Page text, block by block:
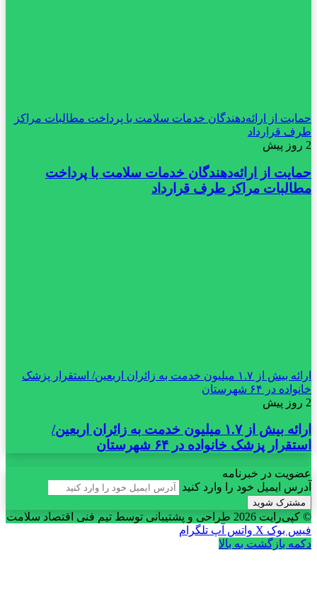
حمایت از ارائه‌دهندگان خدمات سلامت با پرداخت مطالبات مراکز
طرف قرارداد
2 روز پیش
حمایت از ارائه‌دهندگان خدمات سلامت با پرداخت
مطالبات مراکز طرف قرارداد
ارائه بیش از ۱.۷ میلیون خدمت به زائران اربعین/ استقرار پزشک
خانواده در ۶۴ شهرستان
2 روز پیش
ارائه بیش از ۱.۷ میلیون خدمت به زائران اربعین/
استقرار پزشک خانواده در ۶۴ شهرستان
عضویت در خبرنامه
آدرس ایمیل خود را وارد کنید
© کپی‌رایت 2026
طراحی و پشتیبانی توسط تیم فنی اقتصاد سلامت
فیس بوک X واتس آپ تلگرام
دکمه بازگشت به بالا